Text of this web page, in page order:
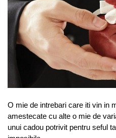
O mie de intrebari care iti vin in
amestecate cu alte o mie de
unui cadou potrivit pentru seful